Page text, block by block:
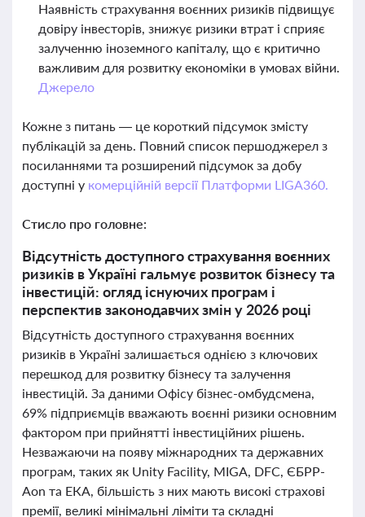
Наявність страхування воєнних ризиків підвищує
довіру інвесторів, знижує ризики втрат і сприяє
залученню іноземного капіталу, що є критично
важливим для розвитку економіки в умовах війни.
Джерело
Кожне з питань — це короткий підсумок змісту
публікацій за день. Повний список першоджерел з
посиланнями та розширений підсумок за добу
доступні у комерційній версії Платформи LIGA360.
Стисло про головне:
Відсутність доступного страхування воєнних
ризиків в Україні гальмує розвиток бізнесу та
інвестицій: огляд існуючих програм і
перспектив законодавчих змін у 2026 році
Відсутність доступного страхування воєнних
ризиків в Україні залишається однією з ключових
перешкод для розвитку бізнесу та залучення
інвестицій. За даними Офісу бізнес-омбудсмена,
69% підприємців вважають воєнні ризики основним
фактором при прийнятті інвестиційних рішень.
Незважаючи на появу міжнародних та державних
програм, таких як Unity Facility, MIGA, DFC, ЄБРР-
Aon та ЕКА, більшість з них мають високі страхові
премії, великі мінімальні ліміти та складні